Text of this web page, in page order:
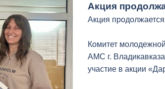
Телефон
8 (8672) 20-00-24.
С заботой о
Акция
Акция продолжается
Комитет
АМС г.
участие в акции